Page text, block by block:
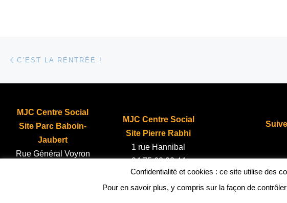
Parcourir les articles
C’EST LA RENTRÉE !
MJC Centre Social
Site Parc Baboin-
Jaubert
Rue Général Voyron
MJC Centre Social
Site Pierre Rabhi
1 rue Hannibal
04 75 62 22 44
Confidentialité et cookies : ce site utilise des
Pour en savoir plus, y compris sur la façon de